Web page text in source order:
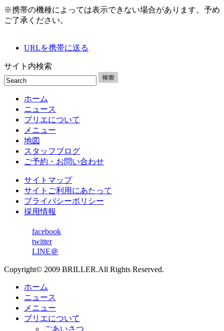
※携帯の機種によっては表示できない場合があります。予め
ご了承ください。
URLを携帯に送る
サイト内検索
ホーム
ニュース
ブリエについて
メニュー
地図
スタッフブログ
ご予約・お問い合わせ
サイトマップ
サイトご利用にあたって
プライバシーポリシー
採用情報
facebook
twitter
LINE＠
Copyright© 2009 BRILLER.All Rights Reserved.
ホーム
ニュース
メニュー
ブリエについて
ごあいさつ